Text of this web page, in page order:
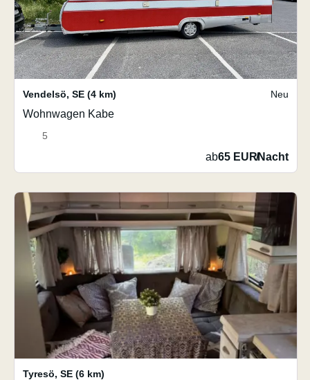
Vendelsö, SE (4 km) Neu
Wohnwagen Kabe
5
ab65 EUR/Nacht
Tyresö, SE (6 km)